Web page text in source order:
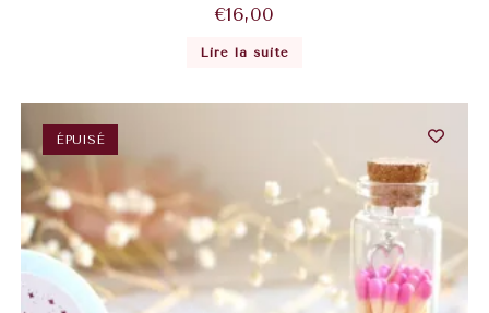
€16,00
Lire la suite
ÉPUISÉ